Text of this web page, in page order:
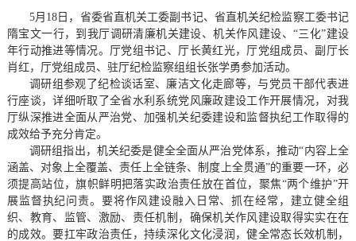
5月18日，省委省直机关工委副书记、省直机关纪检监察工委书记
隋宝文一行，到我厅调研清廉机关建设、机关作风建设、“三化”建设
年行动推进等情况。厅党组书记、厅长黄红光，厅党组成员、副厅长
肖红，厅党组成员、驻厅纪检监察组组长张学勇参加活动。
调研组参观了纪检谈话室、廉洁文化走廊等，与党员干部代表进
行座谈，详细听取了全省水利系统党风廉政建设工作开展情况，对我
厅纵深推进全面从严治党、加强机关纪委建设和监督执纪工作取得的
成效给予充分肯定。
调研组指出，机关纪委是健全全面从严治党体系，推动“内容上全
涵盖、对象上全覆盖、责任上全链条、制度上全贯通”的重要一环，必
须提高站位，旗帜鲜明把落实政治责任放在首位，聚焦“两个维护”开
展监督执纪问责。要将作风建设融入日常、抓在经常，建立健全组
织、教育、监管、激励、责任机制，确保机关作风建设取得实实在在
的成效。要扛牢政治责任，持续深化文化浸润，健全常态长效机制，